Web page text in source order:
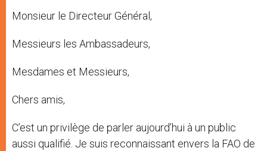
Monsieur le Directeur Général,
Messieurs les Ambassadeurs,
Mesdames et Messieurs,
Chers amis,
C’est un privilège de parler aujourd’hui à un public
aussi qualifié. Je suis reconnaissant envers la FAO de